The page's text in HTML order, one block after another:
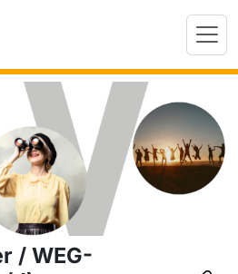
/ WEG-